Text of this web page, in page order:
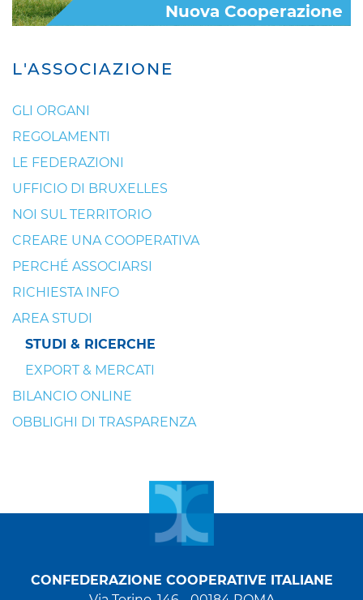
L'ASSOCIAZIONE
GLI ORGANI
REGOLAMENTI
LE FEDERAZIONI
UFFICIO DI BRUXELLES
NOI SUL TERRITORIO
CREARE UNA COOPERATIVA
PERCHÉ ASSOCIARSI
RICHIESTA INFO
AREA STUDI
STUDI & RICERCHE
EXPORT & MERCATI
BILANCIO ONLINE
OBBLIGHI DI TRASPARENZA
Nuova Cooperazione
CONFEDERAZIONE COOPERATIVE ITALIANE